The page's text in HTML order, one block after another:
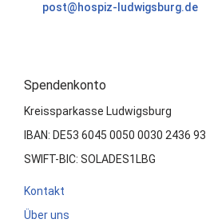
post@hospiz-ludwigsburg.de
Spendenkonto
Kreissparkasse Ludwigsburg
IBAN: DE53 6045 0050 0030 2436 93
SWIFT-BIC: SOLADES1LBG
Kontakt
Über uns